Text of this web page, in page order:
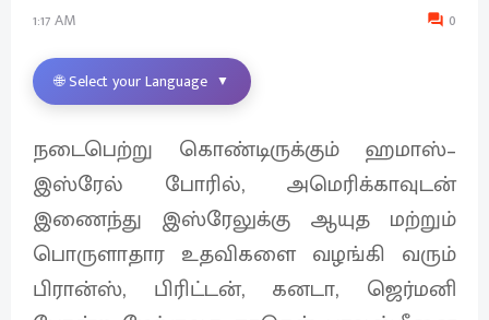
1:17 AM 0
🌐 Select your Language ▼
நடைபெற்று கொண்டிருக்கும் ஹமாஸ்–
இஸ்ரேல் போரில், அமெரிக்காவுடன்
இணைந்து இஸ்ரேலுக்கு ஆயுத மற்றும்
பொருளாதார உதவிகளை வழங்கி வரும்
பிரான்ஸ், பிரிட்டன், கனடா, ஜெர்மனி